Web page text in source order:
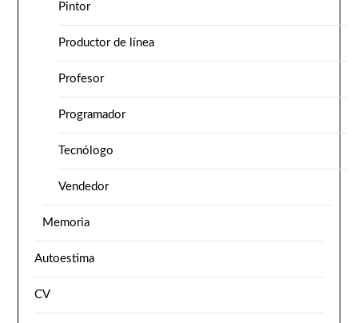
Pintor
Productor de línea
Profesor
Programador
Tecnólogo
Vendedor
Memoria
Autoestima
CV